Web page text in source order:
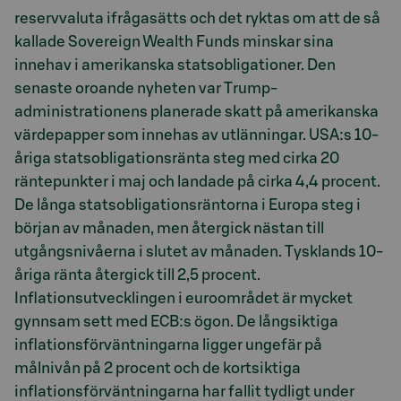
reservvaluta ifrågasätts och det ryktas om att de så
kallade Sovereign Wealth Funds minskar sina
innehav i amerikanska statsobligationer. Den
senaste oroande nyheten var Trump-
administrationens planerade skatt på amerikanska
värdepapper som innehas av utlänningar. USA:s 10-
åriga statsobligationsränta steg med cirka 20
räntepunkter i maj och landade på cirka 4,4 procent.
De långa statsobligationsräntorna i Europa steg i
början av månaden, men återgick nästan till
utgångsnivåerna i slutet av månaden. Tysklands 10-
åriga ränta återgick till 2,5 procent.
Inflationsutvecklingen i euroområdet är mycket
gynnsam sett med ECB:s ögon. De långsiktiga
inflationsförväntningarna ligger ungefär på
målnivån på 2 procent och de kortsiktiga
inflationsförväntningarna har fallit tydligt under